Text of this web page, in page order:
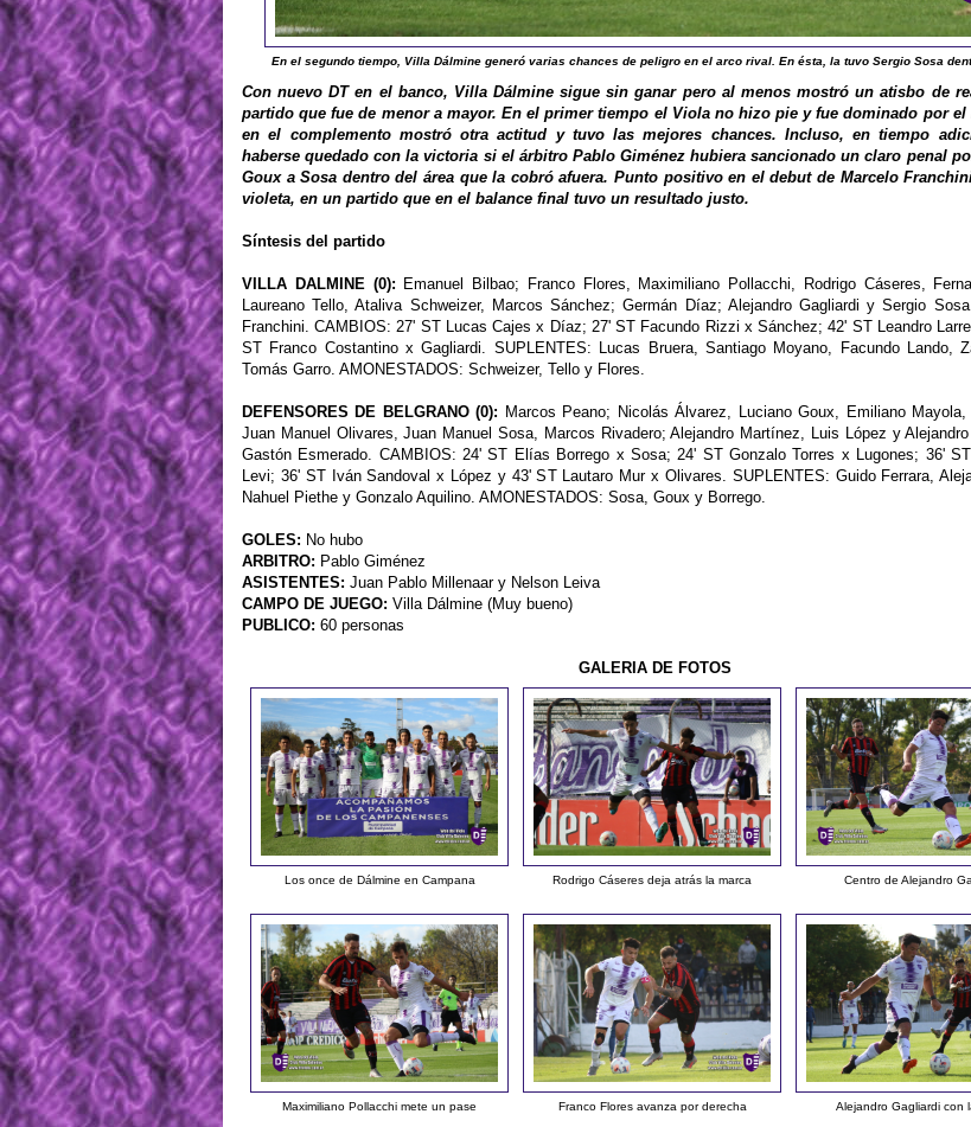
En el segundo tiempo, Villa Dálmine generó varias chances de peligro en el arco rival. En ésta, la tuvo Sergio Sosa
Con nuevo DT en el banco, Villa Dálmine sigue sin ganar pero al menos mostró un atisbo de
partido que fue de menor a mayor. En el primer tiempo el Viola no hizo pie y fue dominado por el
en el complemento mostró otra actitud y tuvo las mejores chances. Incluso, en tiempo
haberse quedado con la victoria si el árbitro Pablo Giménez hubiera sancionado un claro penal
Goux a Sosa dentro del área que la cobró afuera. Punto positivo en el debut de Marcelo
violeta, en un partido que en el balance final tuvo un resultado justo.
Síntesis del partido
VILLA DALMINE (0): Emanuel Bilbao; Franco Flores, Maximiliano Pollacchi, Rodrigo Cáseres,
Laureano Tello, Ataliva Schweizer, Marcos Sánchez; Germán Díaz; Alejandro Gagliardi y Sergio
Franchini. CAMBIOS: 27' ST Lucas Cajes x Díaz; 27' ST Facundo Rizzi x Sánchez; 42' ST Leandro
ST Franco Costantino x Gagliardi. SUPLENTES: Lucas Bruera, Santiago Moyano, Facundo Lando,
Tomás Garro. AMONESTADOS: Schweizer, Tello y Flores.
DEFENSORES DE BELGRANO (0): Marcos Peano; Nicolás Álvarez, Luciano Goux, Emiliano
Juan Manuel Olivares, Juan Manuel Sosa, Marcos Rivadero; Alejandro Martínez, Luis López y
Gastón Esmerado. CAMBIOS: 24' ST Elías Borrego x Sosa; 24' ST Gonzalo Torres x Lugones; 36'
Levi; 36' ST Iván Sandoval x López y 43' ST Lautaro Mur x Olivares. SUPLENTES: Guido Ferrara,
Nahuel Piethe y Gonzalo Aquilino. AMONESTADOS: Sosa, Goux y Borrego.
GOLES: No hubo
ARBITRO: Pablo Giménez
ASISTENTES: Juan Pablo Millenaar y Nelson Leiva
CAMPO DE JUEGO: Villa Dálmine (Muy bueno)
PUBLICO: 60 personas
GALERIA DE FOTOS
Los once de Dálmine en Campana Rodrigo Cáseres deja atrás la marca Centro de Alejandro
Maximiliano Pollacchi mete un pase Franco Flores avanza por derecha Alejandro Gagliardi con